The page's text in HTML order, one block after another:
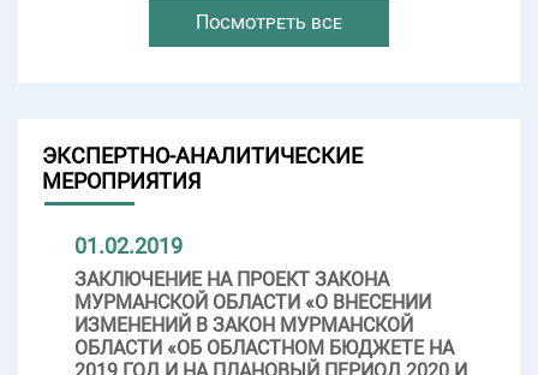
Посмотреть все
ЭКСПЕРТНО-АНАЛИТИЧЕСКИЕ
МЕРОПРИЯТИЯ
01.02.2019
ЗАКЛЮЧЕНИЕ НА ПРОЕКТ ЗАКОНА
МУРМАНСКОЙ ОБЛАСТИ «О ВНЕСЕНИИ
ИЗМЕНЕНИЙ В ЗАКОН МУРМАНСКОЙ
ОБЛАСТИ «ОБ ОБЛАСТНОМ БЮДЖЕТЕ НА
2019 ГОД И НА ПЛАНОВЫЙ ПЕРИОД 2020 И